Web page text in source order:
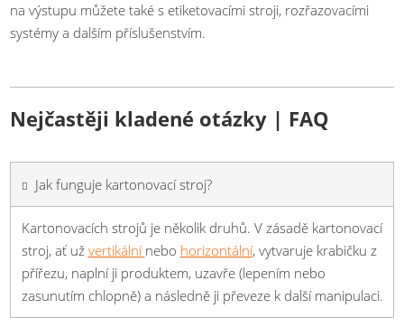
na výstupu můžete také s etiketovacími stroji, rozřazovacími
systémy a dalším příslušenstvím.
Nejčastěji kladené otázky | FAQ
Jak funguje kartonovací stroj?
Kartonovacích strojů je několik druhů. V zásadě kartonovací
stroj, ať už vertikální nebo horizontální, vytvaruje krabičku z
přířezu, naplní ji produktem, uzavře (lepením nebo
zasunutím chlopně) a následně ji převeze k další manipulaci.